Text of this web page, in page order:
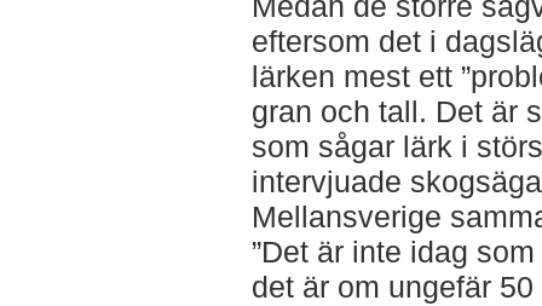
eftersom det i
lärken mest ett
gran och tall. Det är
som sågar lärk i
intervjuade
Mellansverige
”Det är inte idag
det är om ungefär 50